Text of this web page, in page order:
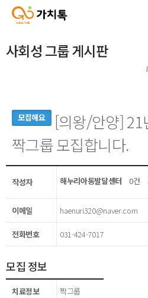
사회성 그룹 게시판
모집해요
[의왕/안양] 21
짝그룹 모집합니다.
작성자 해누리아동발달센터 0건
이메일 haenuri320@naver.com
전화번호 031-424-7017
모집 정보
치료정보 짝그룹